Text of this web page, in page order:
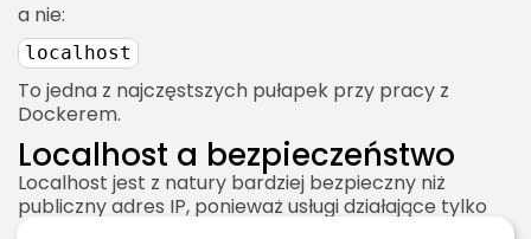
a nie:
localhost
To jedna z najczęstszych pułapek przy pracy z
Dockerem.
Localhost a bezpieczeństwo
Localhost jest z natury bardziej bezpieczny niż
publiczny adres IP, ponieważ usługi działające tylko